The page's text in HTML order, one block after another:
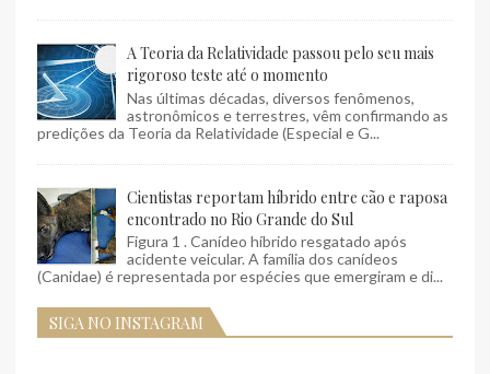
A Teoria da Relatividade passou pelo seu mais
rigoroso teste até o momento
Nas últimas décadas, diversos fenômenos,
astronômicos e terrestres, vêm confirmando as
predições da Teoria da Relatividade (Especial e G...
Cientistas reportam híbrido entre cão e raposa
encontrado no Rio Grande do Sul
Figura 1 . Canídeo híbrido resgatado após
acidente veicular. A família dos canídeos
(Canidae) é representada por espécies que emergiram e di...
SIGA NO INSTAGRAM